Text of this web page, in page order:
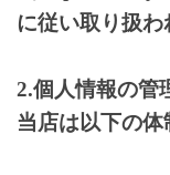
に従い取り扱わ
2.個人情報の管
当店は以下の体